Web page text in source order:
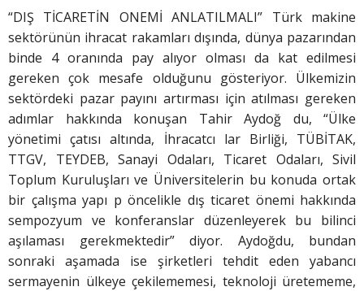
“DIŞ TİCARETİN ONEMİ ANLATILMALI” Türk makine
sektörünün ihracat rakamları dışında, dünya pazarından
binde 4 oranında pay alıyor olması da kat edilmesi
gereken çok mesafe olduğunu gösteriyor. Ülkemizin
sektördeki pazar payını artırması için atılması gereken
adımlar hakkında konuşan Tahir Aydoğ du, “Ülke
yönetimi çatısı altında, İhracatcı lar Birliği, TÜBİTAK,
TTGV, TEYDEB, Sanayi Odaları, Ticaret Odaları, Sivil
Toplum Kuruluşları ve Üniversitelerin bu konuda ortak
bir çalışma yapı p öncelikle dış ticaret önemi hakkında
sempozyum ve konferanslar düzenleyerek bu bilinci
aşılaması gerekmektedir” diyor. Aydoğdu, bundan
sonraki aşamada ise şirketleri tehdit eden yabancı
sermayenin ülkeye çekilememesi, teknoloji üretememe,